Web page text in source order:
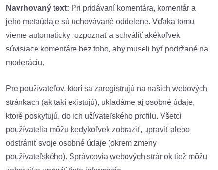
Navrhovaný text: Pri pridávaní komentára, komentár a
jeho metaúdaje sú uchovávané oddelene. Vďaka tomu
vieme automaticky rozpoznať a schváliť akékoľvek
súvisiace komentáre bez toho, aby museli byť podržané na
moderáciu.
Pre používateľov, ktorí sa zaregistrujú na našich webových
stránkach (ak takí existujú), ukladáme aj osobné údaje,
ktoré poskytujú, do ich užívateľského profilu. Všetci
používatelia môžu kedykoľvek zobraziť, upraviť alebo
odstrániť svoje osobné údaje (okrem zmeny
používateľského). Správcovia webových stránok tiež môžu